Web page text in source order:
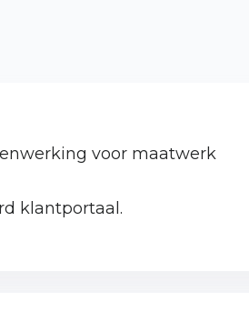
voor maatwerk
klantportaal.